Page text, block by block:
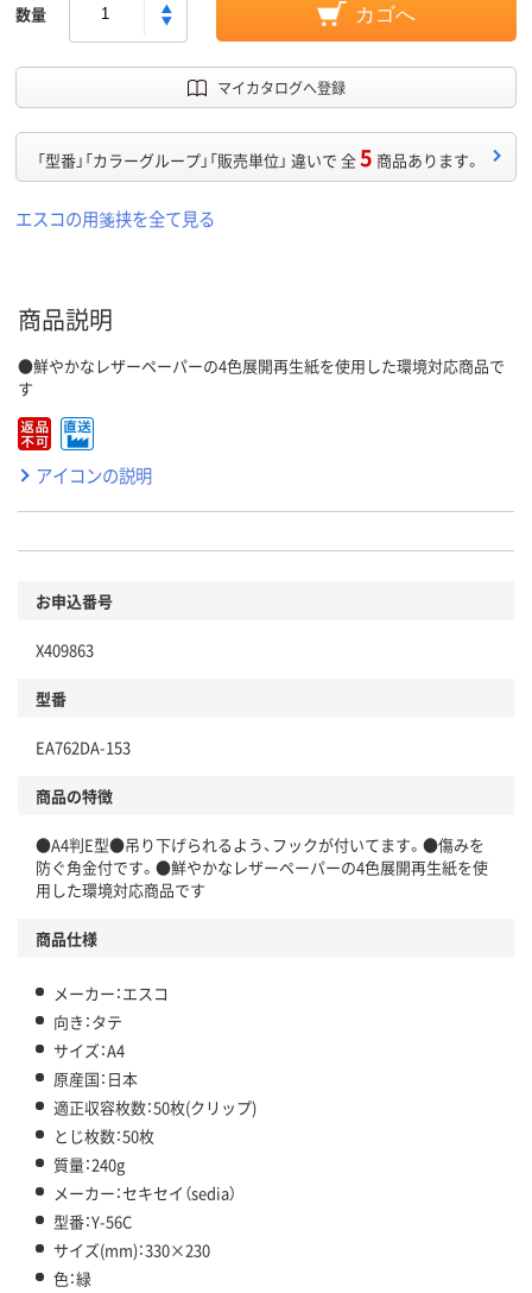
数量 カゴへ
マイカタログへ登録
「型番」「カラーグループ」「販売単位」 違いで 全5 商品あります。
エスコの用箋挟を全て見る
商品説明
●鮮やかなレザーペーパーの4色展開再生紙を使用した環境対応商品で
す
アイコンの説明
お申込番号
X409863
型番
EA762DA-153
商品の特徴
●A4判E型●吊り下げられるよう、フックが付いてます。●傷みを
防ぐ角金付です。●鮮やかなレザーペーパーの4色展開再生紙を使
用した環境対応商品です
商品仕様
メーカー：エスコ
向き：タテ
サイズ：A4
原産国：日本
適正収容枚数：50枚(クリップ)
とじ枚数：50枚
質量：240g
メーカー：セキセイ（sedia）
型番：Y-56C
サイズ(mm)：330×230
色：緑